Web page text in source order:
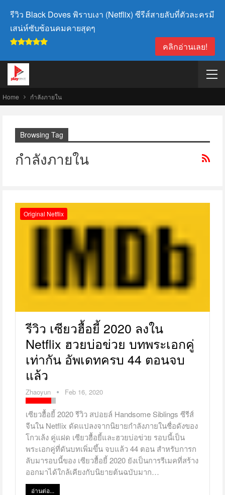
รีวิว Black Doves พิราบเงา (Netflix) ซีรีส์สายลับที่ตัวละครมี
เสน่ห์ซับซ้อนคมคายสุดๆ
คลิกอ่านเลย!
Home กำลังภายใน
Browsing Tag
กำลังภายใน
Original Netflix
รีวิว เซียวฮื้อยี้ 2020 ลงใน
Netflix ฮวยบ่อข่วย บทพระเอกคู่
เท่ากัน อัพเดทครบ 44 ตอนจบ
แล้ว
Zhaoyun Feb 16, 2020
เซียวฮื้อยี้ 2020 รีวิว สปอยล์ Handsome Siblings ซีรีส์
จีนใน Netflix ดัดแปลงจากนิยายกำลังภายในชื่อดังของ
โกวเล้ง คู่แฝด เซียวฮื้อยี้และฮวยบ่อข่วย รอบนี้เป็น
พระเอกคู่ที่ดันบทเพิ่มขึ้น จบแล้ว 44 ตอน สำหรับการก
ลับมารอบนี้ของ เซียวฮื้อยี้ 2020 ยังเป็นการรีเมคที่สร้าง
ออกมาได้ใกล้เคียงกับนิยายต้นฉบับมาก…
อ่านต่อ...